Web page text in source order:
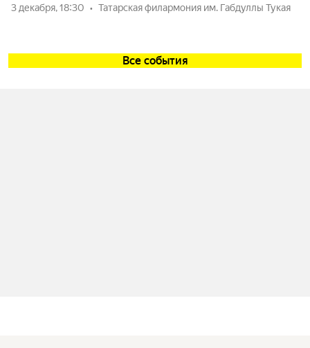
3 декабря, 18:30 Татарская филармония им. Габдуллы Тукая
Все события